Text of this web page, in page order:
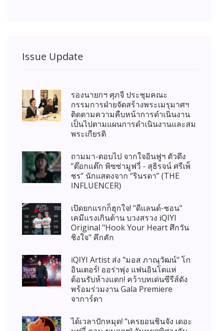
Issue Update
รองนายกฯ ศุภจี ประชุมคณะ
กรรมการฝ่ายจัดสร้างพระเมรุมาศฯ
ติดตามความคืบหน้าการดำเนินงาน
เป็นไปตามแผนการดำเนินงานและสม
พระเกียรติ
ถามมา-ตอบไป จากใจอินฟูฯ ตัวตึง
“ต๊อกแต๊ก พิซซ่ามูฟวี่ - สุธิรจน์ ศรีเพ็
ชร” นักแสดงจาก “รินรดา” (THE
INFLUENCER)
เปิดยกแรกก็ฮุกใจ! "ดีแลนด์-ชอน"
เคมีแรงเกินต้าน บวงสรวง iQIYI
Original "Hook Your Heart ศึกวัน
ชิงใจ" คึกคัก
iQIYI Artist ส่ง "มอส ภาณุวัฒน์" โก
อินเตอร์! ออร่าพุ่ง แฟนอินโดแห่
ต้อนรับห้างแตก! คว้าบทเด่นซีรีส์ดัง
พร้อมร่วมงาน Gala Premiere
จาการ์ตา
ได้เวลาปักหมุด! “เครยอนชินจัง เดอะ